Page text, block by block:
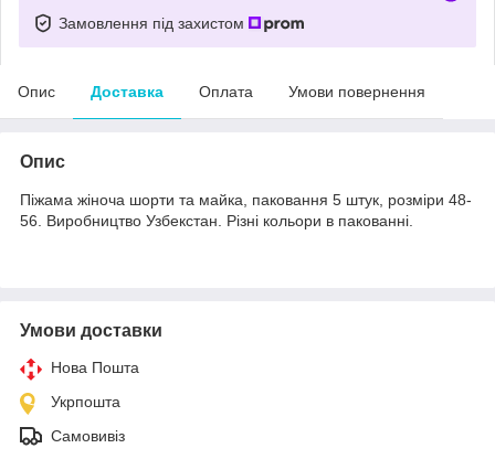
Замовлення під захистом
Опис Доставка Оплата Умови повернення
Опис
Піжама жіноча шорти та майка, паковання 5 штук, розміри 48-
56. Виробництво Узбекстан. Різні кольори в пакованні.
Умови доставки
Нова Пошта
Укрпошта
Самовивіз